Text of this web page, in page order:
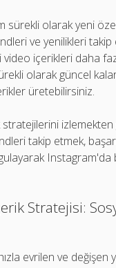
sürekli olarak yeni
ve yenilikleri
içerikleri daha
olarak güncel
üretebilirsiniz.
izlemekten
takip etmek,
Instagram'da
Stratejisi:
evrilen ve